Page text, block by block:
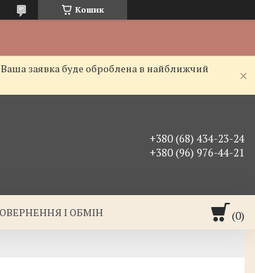
Кошик
заявка буде оброблена в найближчий
+380 (68) 434-23-24
+380 (96) 976-44-21
І ОБМІН